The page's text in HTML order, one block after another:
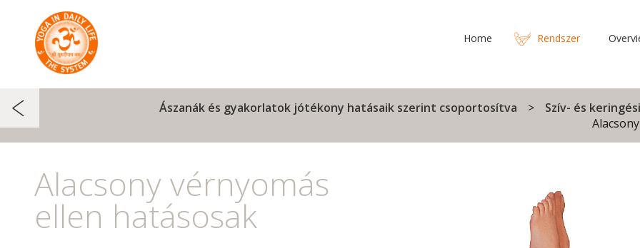
Home Rendszer
Ászanák és gyakorlatok jótékony hatásaik szerint csoportosítva
Szív- és
Alacsony vérnyomás
ellen hatásosak